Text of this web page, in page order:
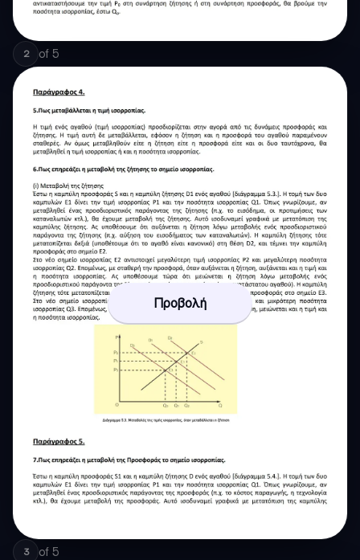
2 of 5
Προβολή
3 of 5